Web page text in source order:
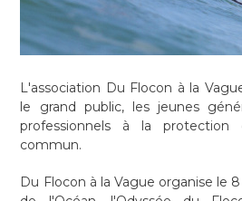
L'association Du Flocon à la
le grand public, les jeunes
professionnels à la protection
commun.
Du Flocon à la Vague organise le